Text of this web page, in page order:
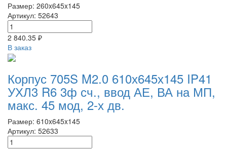
Размер: 260x645x145
Артикул: 52643
2 840.35 ₽
В заказ
Корпус 705S M2.0 610х645х145 IP41
УХЛ3 R6 3ф сч., ввод АЕ, ВА на МП,
макс. 45 мод, 2-х дв.
Размер: 610x645x145
Артикул: 52633